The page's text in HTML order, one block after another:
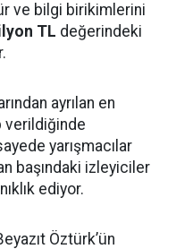
ve bilgi birikimlerini
TL değerindeki
ayrılan en
verildiğinde
yarışmacılar
başındaki izleyiciler
ediyor.
Öztürk’ün